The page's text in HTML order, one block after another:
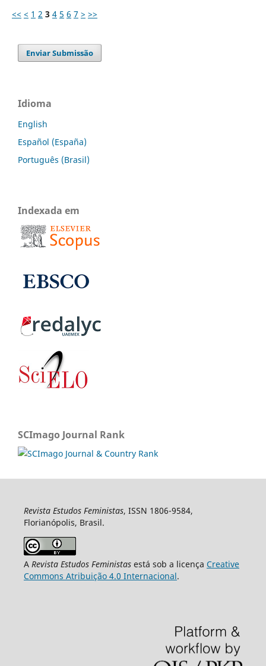
<< < 1 2 3 4 5 6 7 > >>
Enviar Submissão
Idioma
English
Español (España)
Português (Brasil)
Indexada em
SCImago Journal Rank
Revista Estudos Feministas, ISSN 1806-9584,
Florianópolis, Brasil.
A Revista Estudos Feministasestá sob a licença Creative
Commons Atribuição 4.0 Internacional.